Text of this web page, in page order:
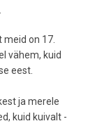
.
meid on 17.
vähem, kuid
eest.
ja merele
kuid kuivalt -